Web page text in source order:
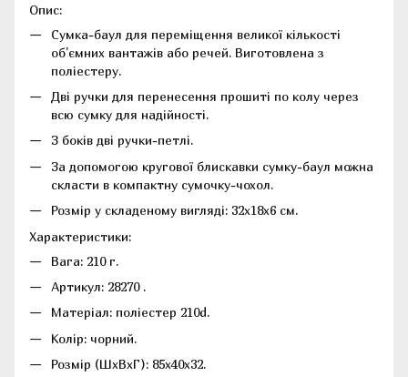
Опис:
Сумка-баул для переміщення великої кількості
об'ємних вантажів або речей. Виготовлена з
поліестеру.
Дві ручки для перенесення прошиті по колу через
всю сумку для надійності.
З боків дві ручки-петлі.
За допомогою кругової блискавки сумку-баул можна
скласти в компактну сумочку-чохол.
Розмір у складеному вигляді: 32х18х6 см.
Характеристики:
Вага: 210 г.
Артикул: 28270 .
Матеріал: поліестер 210d.
Колір: чорний.
Розмір (ШхВхГ): 85х40х32.